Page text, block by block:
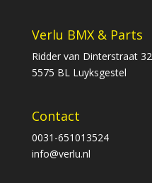
Verlu BMX & Parts
Ridder van Dinterstraat 32
5575 BL Luyksgestel
Contact
0031-651013524
info@verlu.nl